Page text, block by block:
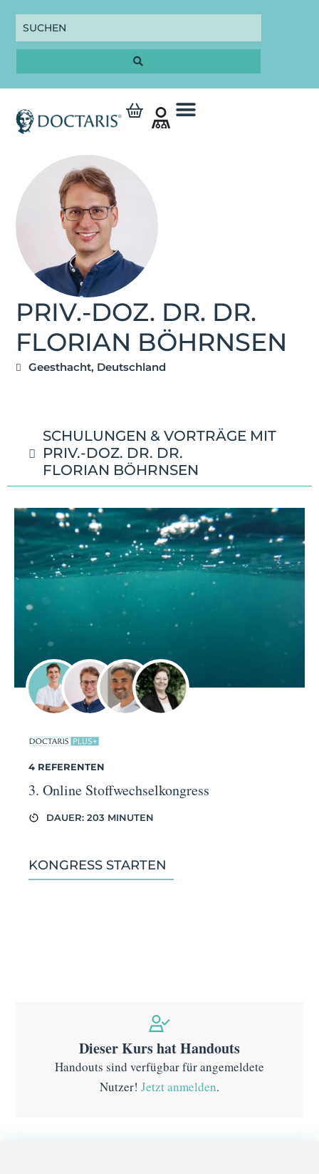
PRIV.-DOZ. DR. DR.
FLORIAN BÖHRNSEN
Geesthacht, Deutschland
SCHULUNGEN & VORTRÄGE MIT
PRIV.-DOZ. DR. DR.
FLORIAN BÖHRNSEN
4 REFERENTEN
3. Online Stoffwechselkongress
DAUER: 203 MINUTEN
KONGRESS STARTEN
Dieser Kurs hat Handouts
Handouts sind verfügbar für angemeldete
Nutzer! Jetzt anmelden.